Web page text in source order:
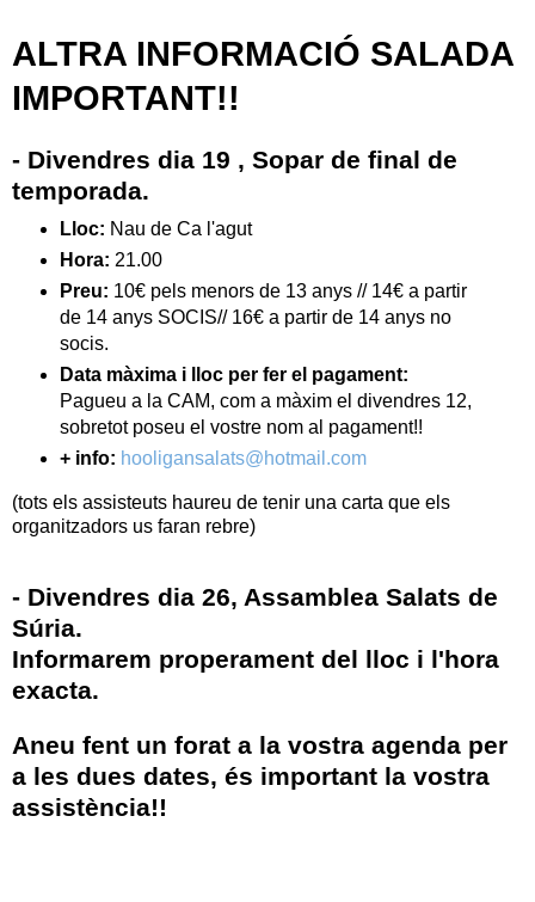
ALTRA INFORMACIÓ SALADA
IMPORTANT!!
- Divendres dia 19 , Sopar de final de
temporada.
Lloc: Nau de Ca l'agut
Hora: 21.00
Preu: 10€ pels menors de 13 anys // 14€ a partir
de 14 anys SOCIS// 16€ a partir de 14 anys no
socis.
Data màxima i lloc per fer el pagament:
Pagueu a la CAM, com a màxim el divendres 12,
sobretot poseu el vostre nom al pagament!!
+ info: hooligansalats@hotmail.com
(tots els assisteuts haureu de tenir una carta que els
organitzadors us faran rebre)
- Divendres dia 26, Assamblea Salats de
Súria.
Informarem properament del lloc i l'hora
exacta.
Aneu fent un forat a la vostra agenda per
a les dues dates, és important la vostra
assistència!!